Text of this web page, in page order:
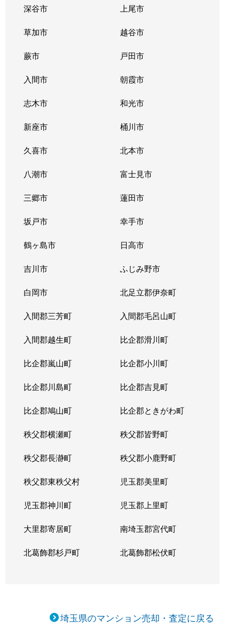
深谷市 上尾市
草加市 越谷市
蕨市 戸田市
入間市 朝霞市
志木市 和光市
新座市 桶川市
久喜市 北本市
八潮市 富士見市
三郷市 蓮田市
坂戸市 幸手市
鶴ヶ島市 日高市
吉川市 ふじみ野市
白岡市 北足立郡伊奈町
入間郡三芳町 入間郡毛呂山町
入間郡越生町 比企郡滑川町
比企郡嵐山町 比企郡小川町
比企郡川島町 比企郡吉見町
比企郡鳩山町 比企郡ときがわ町
秩父郡横瀬町 秩父郡皆野町
秩父郡長瀞町 秩父郡小鹿野町
秩父郡東秩父村 児玉郡美里町
児玉郡神川町 児玉郡上里町
大里郡寄居町 南埼玉郡宮代町
北葛飾郡杉戸町 北葛飾郡松伏町
埼玉県のマンション売却・査定に戻る